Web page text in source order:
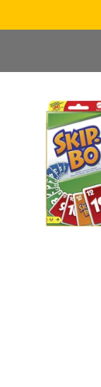
principal